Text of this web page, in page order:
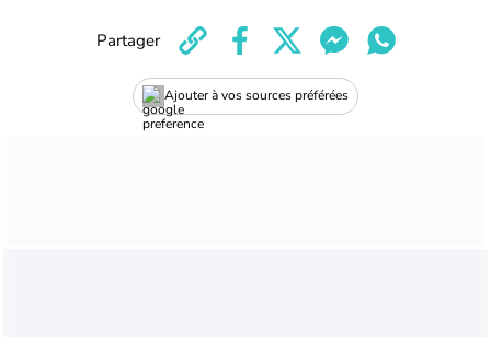
Ajouter à vos sources préférées
Partager